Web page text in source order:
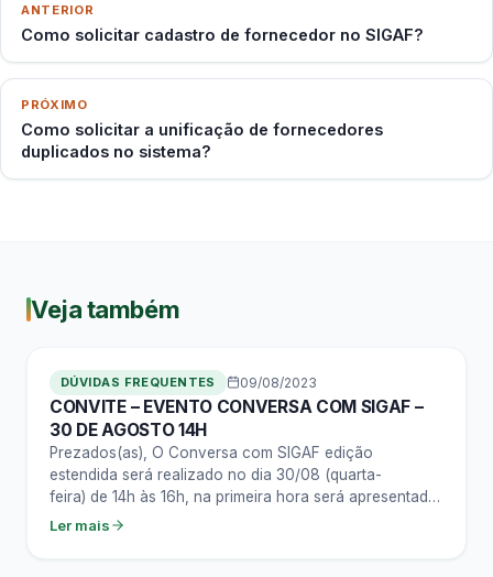
ANTERIOR
Como solicitar cadastro de fornecedor no SIGAF?
PRÓXIMO
Como solicitar a unificação de fornecedores
duplicados no sistema?
Veja também
DÚVIDAS FREQUENTES 09/08/2023
CONVITE – EVENTO CONVERSA COM SIGAF –
30 DE AGOSTO 14H
Prezados(as), O Conversa com SIGAF edição
estendida será realizado no dia 30/08 (quarta-
feira) de 14h às 16h, na primeira hora será apresentado
um tema recorrente que chega ao suporte…
Ler mais